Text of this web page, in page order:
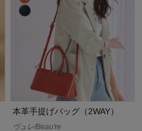
本革手提げバッグ（2WAY）
ヴュレ/Beau're